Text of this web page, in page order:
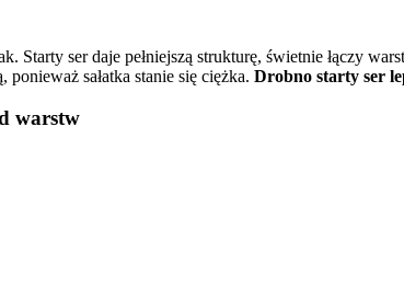
ser daje pełniejszą strukturę, świetnie łączy
sałatka stanie się ciężka. Drobno starty ser
warstw